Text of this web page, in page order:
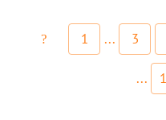
1 ... 3
...